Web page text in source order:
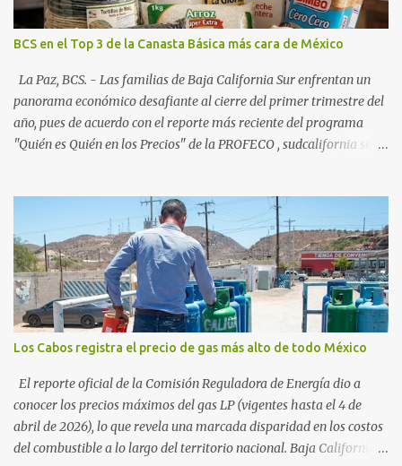
creciente en el turismo de naturaleza. Le siguen destinos
consolidados y emergentes: Los Cabos: 72% promedio (esperando
picos del 79% en Año Nuevo). La Paz: 66%. Loreto: 58%. Mulegé:
54%. "Estamos viendo un fenómeno de diversificación. Ya no solo
vienen por el lujo de Los Cabos, sino por la aut...
BCS en el Top 3 de la Canasta Básica más cara de México
La Paz, BCS. - Las familias de Baja California Sur enfrentan un
panorama económico desafiante al cierre del primer trimestre del
año, pues de acuerdo con el reporte más reciente del programa
"Quién es Quién en los Precios" de la PROFECO , sudcalifornia se
datos correspondientes al cierre de marzo y la primera semana de
abril revelan que adquirir el paquete de los 24 productos
esenciales alcanzó un precio de 942.50 pesos en la ciudad de La Paz
. Este monto fue detectado específicamente en el establecimiento
Bodega Aurrera ubicado en el fraccionamiento Camino Real,
superando la barrera de los 910 pesos establecida como meta por
el gobierno federal en el Paquete Contra la Inflación y la Carestía
(PACIC). Dentro del análisis por zonas geográficas, la entidad se
ubica en la región Centro-Norte , que comparte con estados como
Aguascaliente...
Los Cabos registra el precio de gas más alto de todo México
El reporte oficial de la Comisión Reguladora de Energía dio a
conocer los precios máximos del gas LP (vigentes hasta el 4 de
abril de 2026), lo que revela una marcada disparidad en los costos
del combustible a lo largo del territorio nacional. Baja California